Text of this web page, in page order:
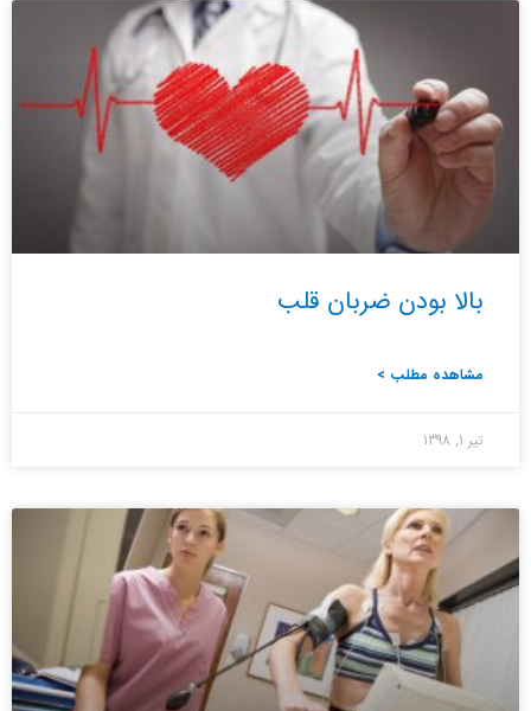
بالا بودن ضربان قلب
مشاهده مطلب >
تیر 1, 1398